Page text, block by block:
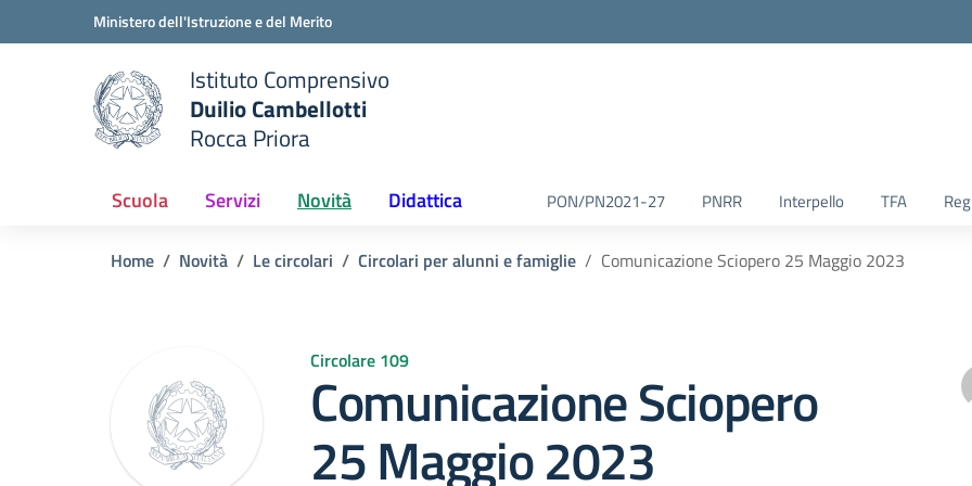
Vai ai contenuti
Vai al menu di navigazioneMinistero dell'Istruzione e del Merito
scuola
Istituto Comprensivo
Duilio Cambellotti
Rocca Priora
Scuola Servizi Novità Didattica PON/PN2021-27 PNRR Interpello TFA
Home Novità Le circolari Circolari per alunni e famiglie Comunicazione Sciopero 25 Maggio 2023
Circolare 109
Comunicazione Sciopero
25 Maggio 2023